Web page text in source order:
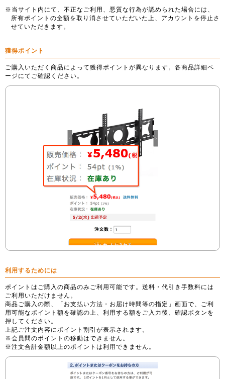
※当サイト内にて、不正なご利用、悪質な行為が認められた場合には、
所有ポイントの全額を取り消させていただいた上、アカウントを停止さ
せていただきます。
獲得ポイント
ご購入いただく商品によって獲得ポイントが異なります。各商品詳細ペ
ージにてご確認ください。
利用するためには
ポイントはご購入の商品のみご利用可能です。送料・代引き手数料には
ご利用いただけません。
商品ご購入の際、「お支払い方法・お届け時間等の指定」画面で、ご利
用可能なポイント額を確認の上、利用する額をご入力後、確認ボタンを
押してください。
上記ご注文内容にポイント割引が表示されます。
※会員間のポイントの移動はできません。
※注文合計金額以上のポイントは利用できません。